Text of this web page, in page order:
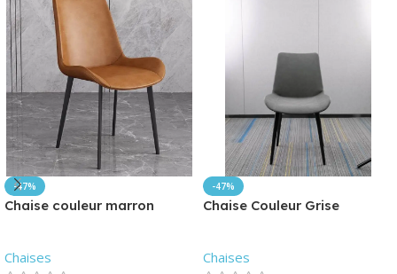
-47%
Chaise couleur marron
Chaises
-47%
Chaise Couleur Grise
Chaises